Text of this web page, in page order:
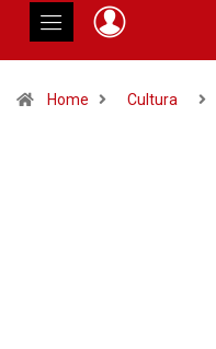
Home Cultura